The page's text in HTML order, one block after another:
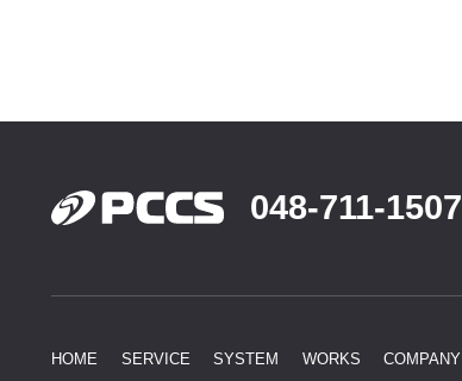
048-711-1507
HOME SERVICE SYSTEM WORKS COMPANY